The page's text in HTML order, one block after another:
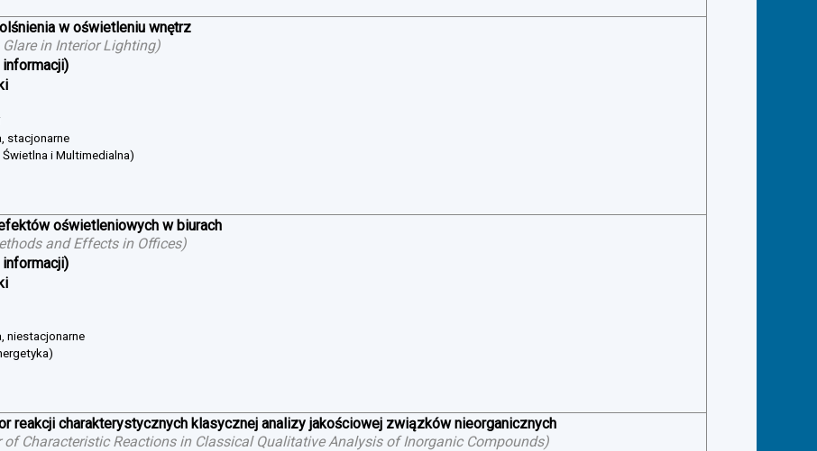
w oświetleniu wnętrz
in Interior Lighting)
stacjonarne
i Multimedialna)
oświetleniowych w biurach
and Effects in Offices)
niestacjonarne
reakcji charakterystycznych klasycznej analizy jakościowej związków nieorganicznych
Characteristic Reactions in Classical Qualitative Analysis of Inorganic Compounds)